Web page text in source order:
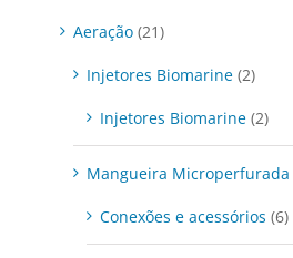
Aeração (21)
Injetores Biomarine (2)
Injetores Biomarine (2)
Mangueira Microperfurada
Conexões e acessórios (6)